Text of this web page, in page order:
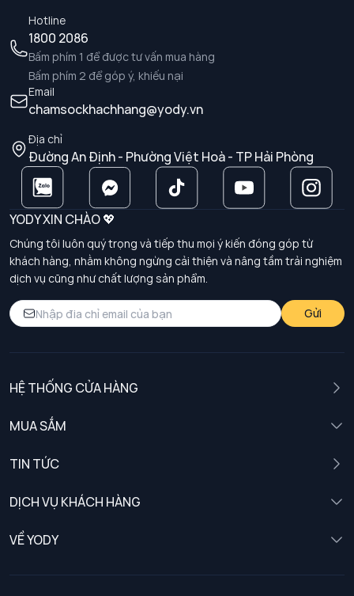
Hotline
1800 2086
Bấm phím 1 để được tư vấn mua hàng
Bấm phím 2 để góp ý, khiếu nại
Email
chamsockhachhang@yody.vn
Địa chỉ
Đường An Định - Phường Việt Hoà - TP Hải Phòng
YODY XIN CHÀO 💖
Chúng tôi luôn quý trọng và tiếp thu mọi ý kiến đóng góp từ
khách hàng, nhằm không ngừng cải thiện và nâng tầm trải nghiệm
dịch vụ cũng như chất lượng sản phẩm.
Gửi
HỆ THỐNG CỬA HÀNG
MUA SẮM
TIN TỨC
DỊCH VỤ KHÁCH HÀNG
Chính sách khách hàng thân thiết
VỀ YODY